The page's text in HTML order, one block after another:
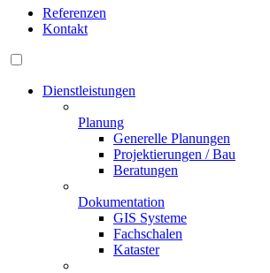
Referenzen
Kontakt
Dienstleistungen
Planung
Generelle Planungen
Projektierungen / Bau
Beratungen
Dokumentation
GIS Systeme
Fachschalen
Kataster